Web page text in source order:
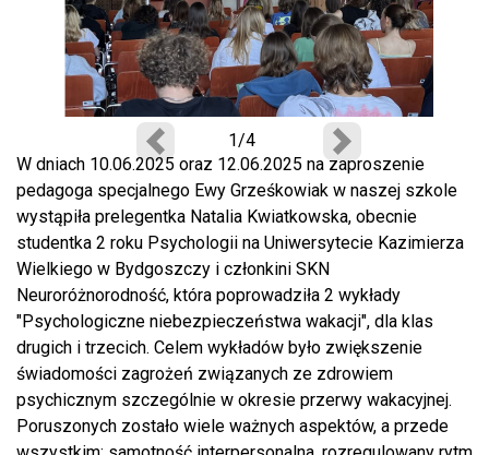
Poprzedni Następny
1/4
W dniach 10.06.2025 oraz 12.06.2025 na zaproszenie
pedagoga specjalnego Ewy Grześkowiak w naszej szkole
wystąpiła prelegentka Natalia Kwiatkowska, obecnie
studentka 2 roku Psychologii na Uniwersytecie Kazimierza
Wielkiego w Bydgoszczy i członkini SKN
Neuroróżnorodność, która poprowadziła 2 wykłady
"Psychologiczne niebezpieczeństwa wakacji", dla klas
drugich i trzecich. Celem wykładów było zwiększenie
świadomości zagrożeń związanych ze zdrowiem
psychicznym szczególnie w okresie przerwy wakacyjnej.
Poruszonych zostało wiele ważnych aspektów, a przede